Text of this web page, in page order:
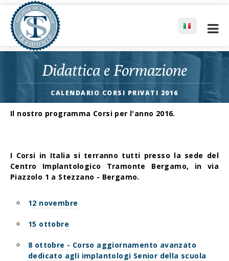
Didattica e Formazione
CALENDARIO CORSI PRIVATI 2016
Il nostro programma Corsi per l'anno 2016.
I Corsi in Italia si terranno tutti presso la sede del
Centro Implantologico Tramonte Bergamo, in via
Piazzolo 1 a Stezzano - Bergamo.
12 novembre
15 ottobre
8 ottobre - Corso aggiornamento avanzato
dedicato agli implantologi Senior della scuola